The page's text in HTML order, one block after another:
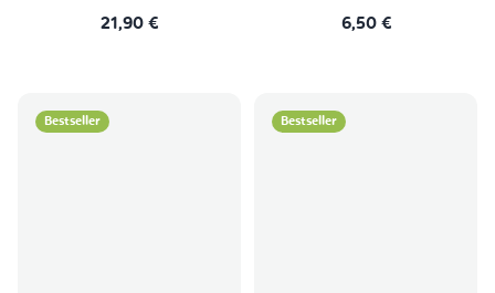
21,90 €
6,50 €
Bestseller Bestseller